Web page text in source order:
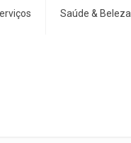
Saúde & Beleza